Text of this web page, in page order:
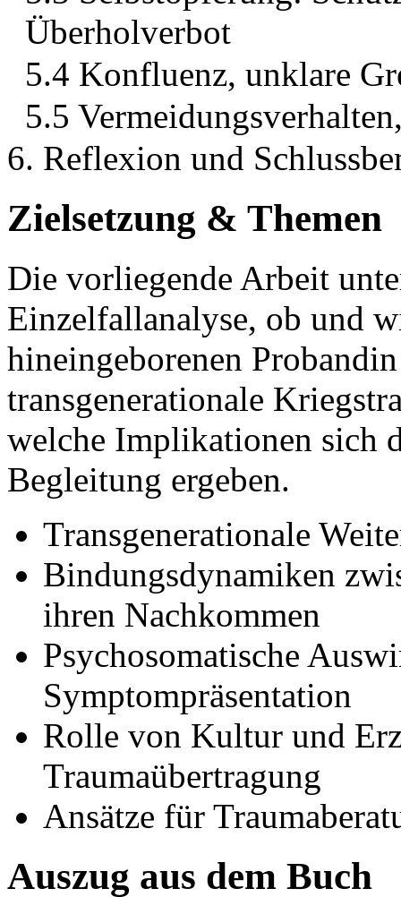
Überholverbot
5.4 Konfluenz, unklare
5.5
6. Reflexion und
Zielsetzung & Themen
Die vorliegende Arbeit
Einzelfallanalyse, ob und
hineingeborenen
transgenerationale
welche Implikationen sich
Begleitung ergeben.
Transgenerationale
Bindungsdynamiken
ihren Nachkommen
Psychosomatische
Symptompräsentation
Rolle von Kultur und
Traumaübertragung
Ansätze für
Auszug aus dem Buch